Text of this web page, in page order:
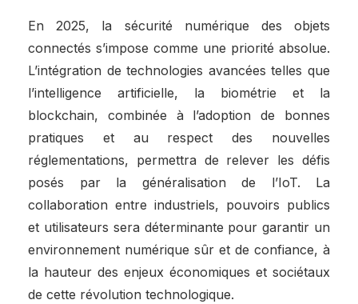
En 2025, la sécurité numérique des objets
connectés s’impose comme une priorité absolue.
L’intégration de technologies avancées telles que
l’intelligence artificielle, la biométrie et la
blockchain, combinée à l’adoption de bonnes
pratiques et au respect des nouvelles
réglementations, permettra de relever les défis
posés par la généralisation de l’IoT. La
collaboration entre industriels, pouvoirs publics
et utilisateurs sera déterminante pour garantir un
environnement numérique sûr et de confiance, à
la hauteur des enjeux économiques et sociétaux
de cette révolution technologique.